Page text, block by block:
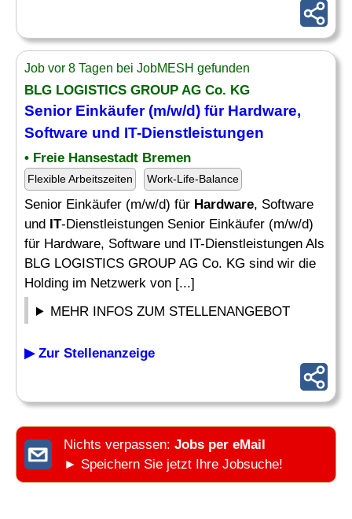
Job vor 8 Tagen bei JobMESH gefunden
BLG LOGISTICS GROUP AG Co. KG
Senior Einkäufer (m/w/d) für Hardware,
Software und IT-Dienstleistungen
• Freie Hansestadt Bremen
Flexible Arbeitszeiten Work-Life-Balance
Senior Einkäufer (m/w/d) für Hardware, Software
und IT-Dienstleistungen Senior Einkäufer (m/w/d)
für Hardware, Software und IT-Dienstleistungen Als
BLG LOGISTICS GROUP AG Co. KG sind wir die
Holding im Netzwerk von [...]
MEHR INFOS ZUM STELLENANGEBOT
▶ Zur Stellenanzeige
Nichts verpassen: Jobs per eMail
► Speichern Sie jetzt Ihre Jobsuche!